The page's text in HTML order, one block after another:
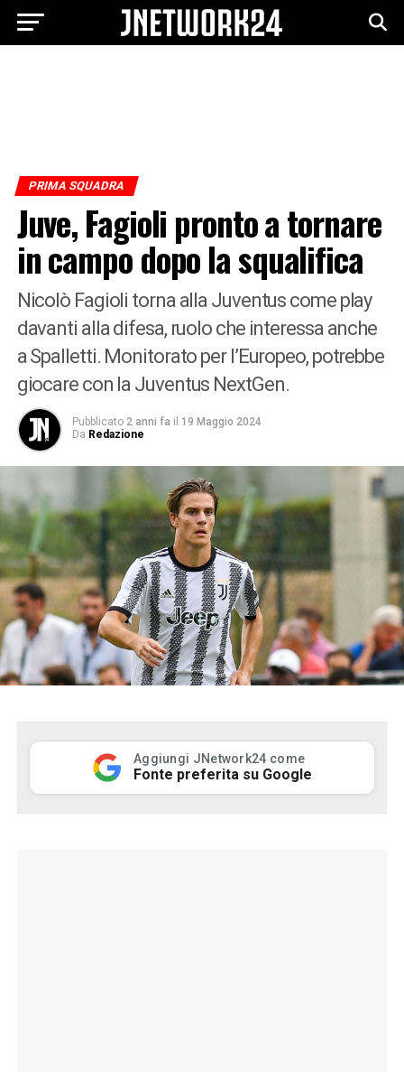
PRIMA SQUADRA
Juve, Fagioli pronto a tornare
in campo dopo la squalifica
Nicolò Fagioli torna alla Juventus come play
davanti alla difesa, ruolo che interessa anche
a Spalletti. Monitorato per l’Europeo, potrebbe
giocare con la Juventus NextGen.
Pubblicato 2 anni fa il 19 Maggio 2024
Da Redazione
Aggiungi JNetwork24 come
Fonte preferita su Google